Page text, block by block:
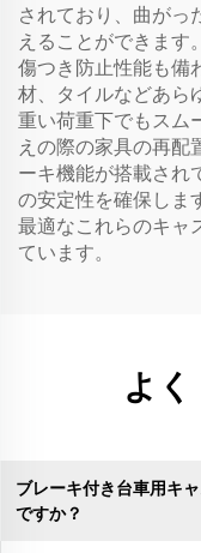
されており、曲がっ
えることができます
傷つき防止性能も備
材、タイルなどあら
重い荷重下でもスム
えの際の家具の再配
ーキ機能が搭載され
の安定性を確保しま
最適なこれらのキャ
ています。
よく
ブレーキ付き台車用キ
ですか？